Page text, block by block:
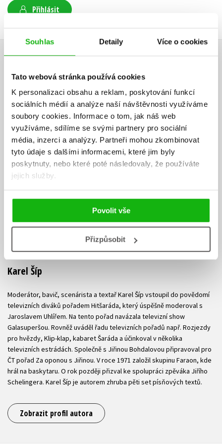
Souhlas Detaily Více o cookies
Tato webová stránka používá cookies
K personalizaci obsahu a reklam, poskytování funkcí
sociálních médií a analýze naší návštěvnosti využíváme
soubory cookies. Informace o tom, jak náš web
využíváme, sdílíme se svými partnery pro sociální
média, inzerci a analýzy. Partneři mohou zkombinovat
tyto údaje s dalšími informacemi, které jim byly
poskytnuty, nebo které poté následovaly, že používáte
jejich služby.
Povolit vše
Přizpůsobit
Přihlásit
AUTOR KNIHY
Karel Šíp
Moderátor, bavič, scenárista a textař Karel Šíp vstoupil do povědomí
televizních diváků pořadem Hitšaráda, který úspěšně moderoval s
Jaroslavem Uhlířem. Na tento pořad navázala televizní show
Galasuperšou. Rovněž uváděl řadu televizních pořadů např. Rozjezdy
pro hvězdy, Klip-klap, kabaret Šaráda a účinkoval v několika
televizních estrádách. Společně s Jiřinou Bohdalovou připravoval pro
ČT pořad Za oponou s Jiřinou. V roce 1971 založil skupinu Faraon, kde
hrál na baskytaru. O rok později přizval ke spolupráci zpěváka Jiřího
Schelingera. Karel Šíp je autorem zhruba pěti set písňových textů.
Zobrazit profil autora